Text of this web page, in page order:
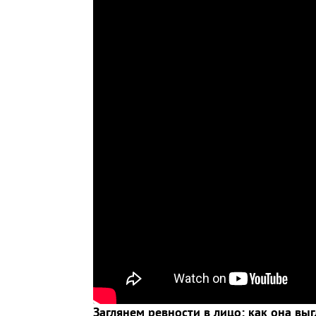
Заглянем ревности в лицо: как она